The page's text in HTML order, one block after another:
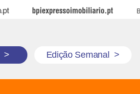
BPI Expresso Imobiliário
> Edição Semanal >